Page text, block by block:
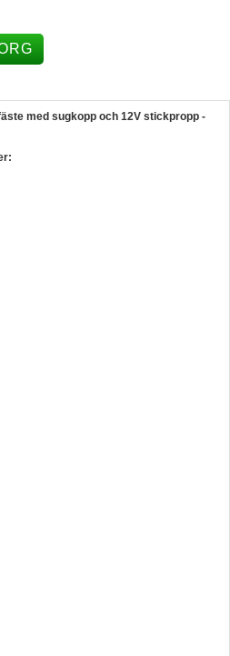
med sugkopp och 12V stickpropp -